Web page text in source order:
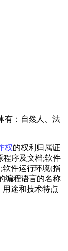
有：自然人、法
权的权利归属证
程序及文档;软件
软件运行环境(指
编程语言的名称
用途和技术特点